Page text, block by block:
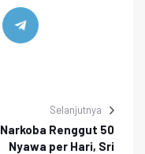
Selanjutnya
Narkoba Renggut 50
Nyawa per Hari, Sri